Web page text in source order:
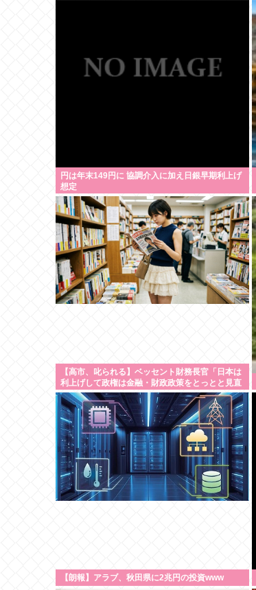
円は年末149円に 協調介入に加え日銀早期利上げ
想定
【高市、叱られる】ベッセント財務長官「日本は
利上げして政権は金融・財政政策をとっとと見直
せ」
【朗報】アラブ、秋田県に2兆円の投資www